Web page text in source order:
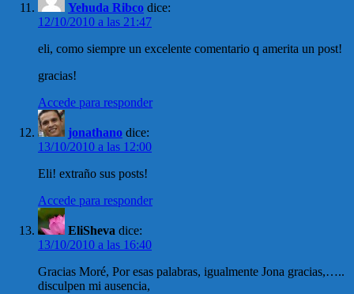
Yehuda Ribco dice:
12/10/2010 a las 21:47
eli, como siempre un excelente comentario q amerita un post!
gracias!
Accede para responder
jonathano dice:
13/10/2010 a las 12:00
Eli! extraño sus posts!
Accede para responder
EliSheva dice:
13/10/2010 a las 16:40
Gracias Moré, Por esas palabras, igualmente Jona gracias,…..
disculpen mi ausencia,